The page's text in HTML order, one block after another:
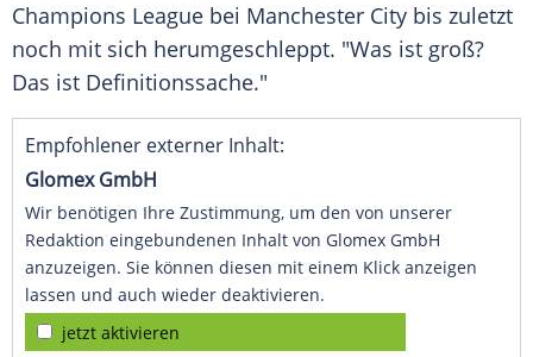
Champions League bei Manchester City bis zuletzt
noch mit sich herumgeschleppt. "Was ist groß?
Das ist Definitionssache."
Empfohlener externer Inhalt:
Glomex GmbH
Wir benötigen Ihre Zustimmung, um den von unserer
Redaktion eingebundenen Inhalt von Glomex GmbH
anzuzeigen. Sie können diesen mit einem Klick anzeigen
lassen und auch wieder deaktivieren.
jetzt aktivieren